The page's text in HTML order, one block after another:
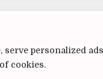
personalized
cookies.